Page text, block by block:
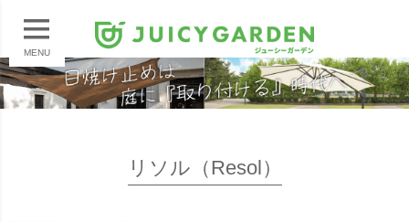
MENU
リソル（Resol）